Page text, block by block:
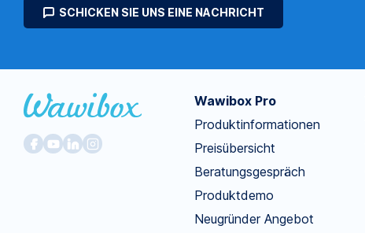
SCHICKEN SIE UNS EINE NACHRICHT
Wawibox Pro
Produktinformationen
Preisübersicht
Beratungsgespräch
Produktdemo
Neugründer Angebot